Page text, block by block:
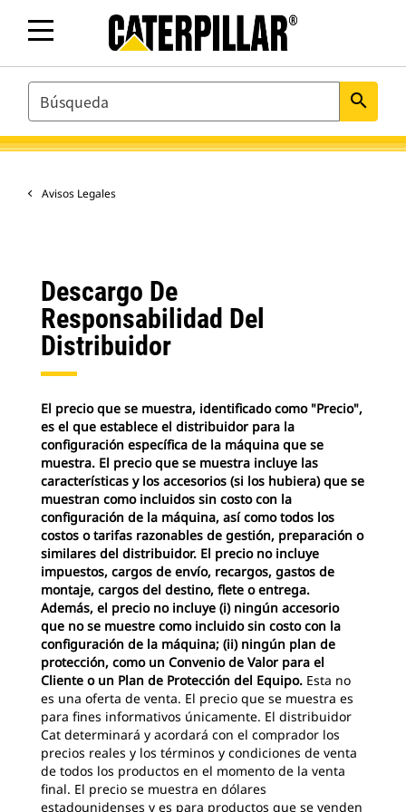
SEARCH search
Avisos Legales
Descargo De
Responsabilidad Del
Distribuidor
El precio que se muestra, identificado como "Precio",
es el que establece el distribuidor para la
configuración específica de la máquina que se
muestra. El precio que se muestra incluye las
características y los accesorios (si los hubiera) que se
muestran como incluidos sin costo con la
configuración de la máquina, así como todos los
costos o tarifas razonables de gestión, preparación o
similares del distribuidor. El precio no incluye
impuestos, cargos de envío, recargos, gastos de
montaje, cargos del destino, flete o entrega.
Además, el precio no incluye (i) ningún accesorio
que no se muestre como incluido sin costo con la
configuración de la máquina; (ii) ningún plan de
protección, como un Convenio de Valor para el
Cliente o un Plan de Protección del Equipo. Esta no
es una oferta de venta. El precio que se muestra es
para fines informativos únicamente. El distribuidor
Cat determinará y acordará con el comprador los
precios reales y los términos y condiciones de venta
de todos los productos en el momento de la venta
final. El precio se muestra en dólares
estadounidenses y es para productos que se venden